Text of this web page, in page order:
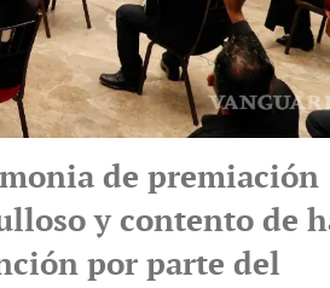
de premiación
y contento de
por parte del